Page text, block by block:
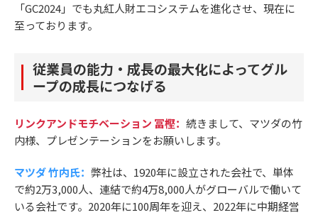
「GC2024」でも丸紅人財エコシステムを進化させ、現在に
至っております。
従業員の能力・成長の最大化によってグル
ープの成長につなげる
リンクアンドモチベーション 冨樫： 続きまして、マツダの竹
内様、プレゼンテーションをお願いします。
マツダ 竹内氏： 弊社は、1920年に設立された会社で、単体
で約2万3,000人、連結で約4万8,000人がグローバルで働いて
いる会社です。2020年に100周年を迎え、2022年に中期経営